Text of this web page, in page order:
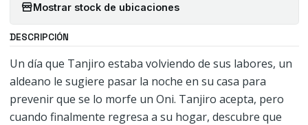
Mostrar stock de ubicaciones
DESCRIPCIÓN
Un día que Tanjiro estaba volviendo de sus labores, un
aldeano le sugiere pasar la noche en su casa para
prevenir que se lo morfe un Oni. Tanjiro acepta, pero
cuando finalmente regresa a su hogar, descubre que